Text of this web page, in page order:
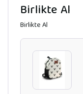
Birlikte Al
Birlikte Al